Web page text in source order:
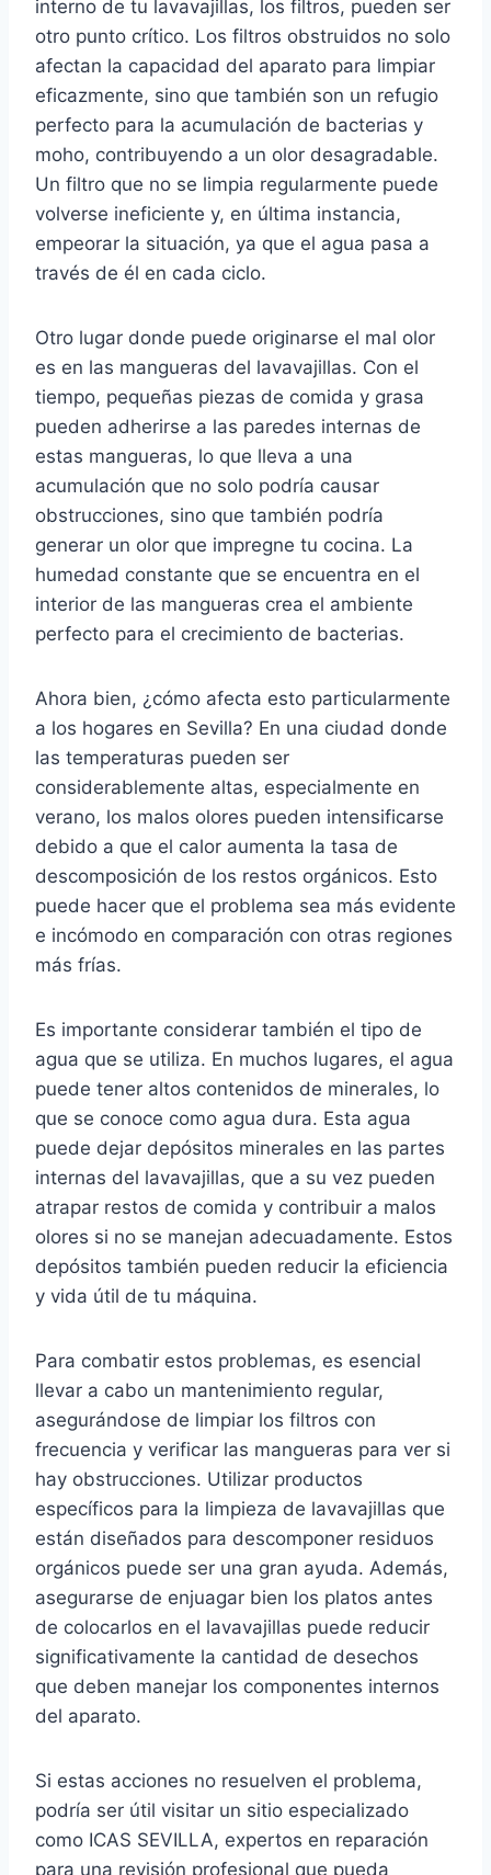
interno de tu lavavajillas, los filtros, pueden ser
otro punto crítico. Los filtros obstruidos no solo
afectan la capacidad del aparato para limpiar
eficazmente, sino que también son un refugio
perfecto para la acumulación de bacterias y
moho, contribuyendo a un olor desagradable.
Un filtro que no se limpia regularmente puede
volverse ineficiente y, en última instancia,
empeorar la situación, ya que el agua pasa a
través de él en cada ciclo.
Otro lugar donde puede originarse el mal olor
es en las mangueras del lavavajillas. Con el
tiempo, pequeñas piezas de comida y grasa
pueden adherirse a las paredes internas de
estas mangueras, lo que lleva a una
acumulación que no solo podría causar
obstrucciones, sino que también podría
generar un olor que impregne tu cocina. La
humedad constante que se encuentra en el
interior de las mangueras crea el ambiente
perfecto para el crecimiento de bacterias.
Ahora bien, ¿cómo afecta esto particularmente
a los hogares en Sevilla? En una ciudad donde
las temperaturas pueden ser
considerablemente altas, especialmente en
verano, los malos olores pueden intensificarse
debido a que el calor aumenta la tasa de
descomposición de los restos orgánicos. Esto
puede hacer que el problema sea más evidente
e incómodo en comparación con otras regiones
más frías.
Es importante considerar también el tipo de
agua que se utiliza. En muchos lugares, el agua
puede tener altos contenidos de minerales, lo
que se conoce como agua dura. Esta agua
puede dejar depósitos minerales en las partes
internas del lavavajillas, que a su vez pueden
atrapar restos de comida y contribuir a malos
olores si no se manejan adecuadamente. Estos
depósitos también pueden reducir la eficiencia
y vida útil de tu máquina.
Para combatir estos problemas, es esencial
llevar a cabo un mantenimiento regular,
asegurándose de limpiar los filtros con
frecuencia y verificar las mangueras para ver si
hay obstrucciones. Utilizar productos
específicos para la limpieza de lavavajillas que
están diseñados para descomponer residuos
orgánicos puede ser una gran ayuda. Además,
asegurarse de enjuagar bien los platos antes
de colocarlos en el lavavajillas puede reducir
significativamente la cantidad de desechos
que deben manejar los componentes internos
del aparato.
Si estas acciones no resuelven el problema,
podría ser útil visitar un sitio especializado
como ICAS SEVILLA, expertos en reparación
para una revisión profesional que pueda